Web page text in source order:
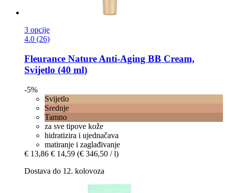
3 opcije
4.0 (26)
Fleurance Nature Anti-​Aging BB Cream,
Svijetlo (40 ml)
-5%
Svijetlo
Srednje
Tamno
za sve tipove kože
hidratizira i ujednačava
matiranje i zaglađivanje
€ 13,86 € 14,59 (€ 346,50 / l)
Dostava do 12. kolovoza